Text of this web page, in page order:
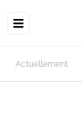
Actuellement